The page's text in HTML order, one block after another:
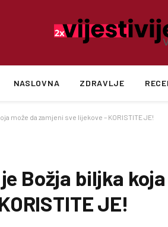
NASLOVNA ZDRAVLJE
može da zamjeni sve lijekove – KORISTITE JE!
Božja biljka
JE!